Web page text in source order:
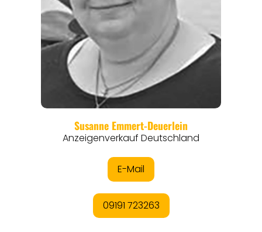
REGIONEN
ORTE
EVENTS
REISEFÜHRER